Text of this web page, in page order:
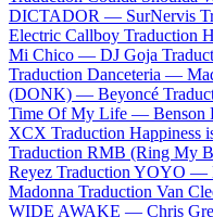
DICTADOR — SurNervis
Electric Callboy Traduction
Mi Chico — DJ Goja
Traduction Danceteria —
(DONK) — Beyoncé
Time Of My Life — Benson
XCX Traduction Happiness
Traduction RMB (Ring My
Reyez Traduction YOYO —
Madonna Traduction Van
WIDE AWAKE — Chris